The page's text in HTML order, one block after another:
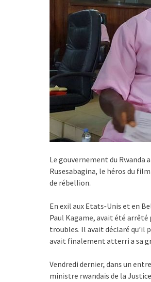
Le gouvernement du Rwanda
Rusesabagina, le héros du
de rébellion.
En exil aux Etats-Unis et en
Paul Kagame, avait été arrêté
troubles. Il avait déclaré qu’il
avait finalement atterri a sa
Vendredi dernier, dans un
ministre rwandais de la